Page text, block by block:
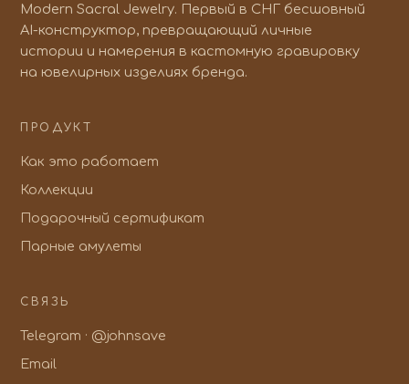
Modern Sacral Jewelry. Первый в СНГ бесшовный
AI-конструктор, превращающий личные
истории и намерения в кастомную гравировку
на ювелирных изделиях бренда.
ПРОДУКТ
Как это работает
Коллекции
Подарочный сертификат
Парные амулеты
СВЯЗЬ
Telegram · @johnsave
Email